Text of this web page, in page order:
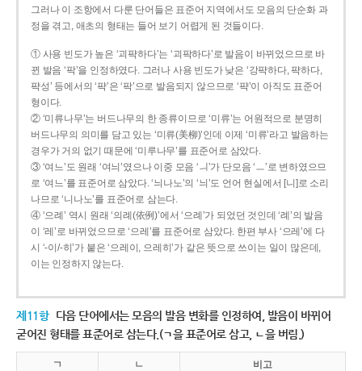
그러나 이 조항에서 다룬 단어들은 표준어 지역에서도 모음의 단순화 과
정을 겪고, 애초의 형태는 들어 보기 어렵게 된 것들이다.
① 사용 빈도가 높은 ‘괴퍅하다’는 ‘괴팍하다’로 발음이 바뀌었으므로 바
뀐 발음 ‘팍’을 인정하였다. 그러나 사용 빈도가 낮은 ‘강퍅하다, 퍅하다,
퍅성’ 등에서의 ‘퍅’은 ‘팍’으로 발음되지 않으므로 ‘퍅’이 아직도 표준어
형이다.
② ‘미류나무’는 버드나무의 한 종류이므로 ‘미류’는 어원적으로 분명히
버드나무의 의미를 담고 있는 ‘미류(美柳)’인데 이제 ‘미류’라고 발음하는
경우가 거의 없기 때문에 ‘미루나무’를 표준어로 삼았다.
③ ‘여느’도 원래 ‘여늬’였으나 이중 모음 ‘ㅢ’가 단모음 ‘ㅡ’로 변하였으므
로 ‘여느’를 표준어로 삼았다. ‘늬나노’의 ‘늬’도 언어 현실에서 [니]로 소리
나므로 ‘니나노’를 표준어로 삼는다.
④ ‘으례’ 역시 원래 ‘의례(依例)’에서 ‘으례’가 되었던 것인데 ‘례’의 발음
이 ‘레’로 바뀌었으므로 ‘으레’를 표준어로 삼았다. 한편 부사 ‘으레’에 다
시 ‘-이/-히’가 붙은 ‘으레이, 으레히’가 같은 뜻으로 쓰이는 일이 많은데,
이는 인정하지 않는다.
제11항 다음 단어에서는 모음의 발음 변화를 인정하여, 발음이 바뀌어
굳어진 형태를 표준어로 삼는다.(ㄱ을 표준어로 삼고, ㄴ을 버림.)
ㄱ ㄴ 비고